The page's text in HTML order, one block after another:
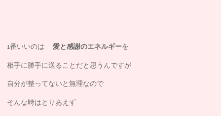
1番いいのは 愛と感謝のエネルギーを
相手に勝手に送ることだと思うんですが
自分が整ってないと無理なので
そんな時はとりあえず